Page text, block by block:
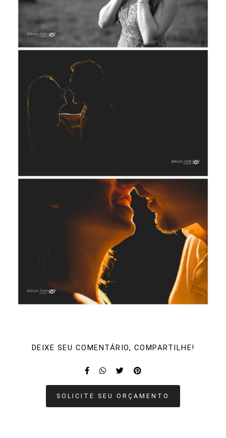
DEIXE SEU COMENTÁRIO, COMPARTILHE!
SOLICITE SEU ORÇAMENTO